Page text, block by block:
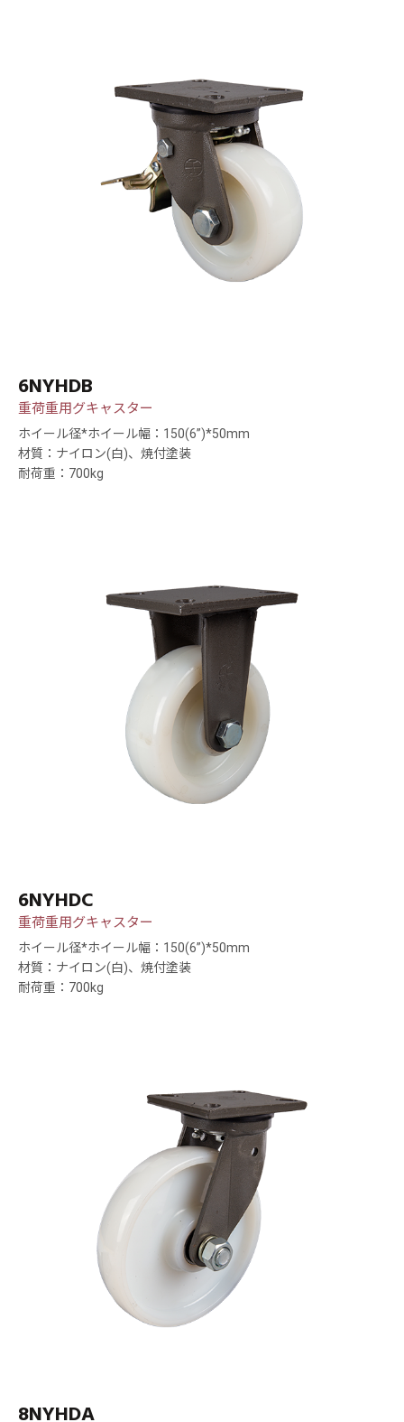
6NYHDB
重荷重用グキャスター
ホイール径*ホイール幅：150(6”)*50mm
材質：ナイロン(白)、焼付塗装
耐荷重：700kg
6NYHDC
重荷重用グキャスター
ホイール径*ホイール幅：150(6”)*50mm
材質：ナイロン(白)、焼付塗装
耐荷重：700kg
8NYHDA